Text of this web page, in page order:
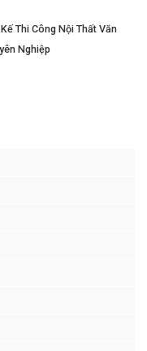
Thi Công Nội Thất Văn
Nghiệp